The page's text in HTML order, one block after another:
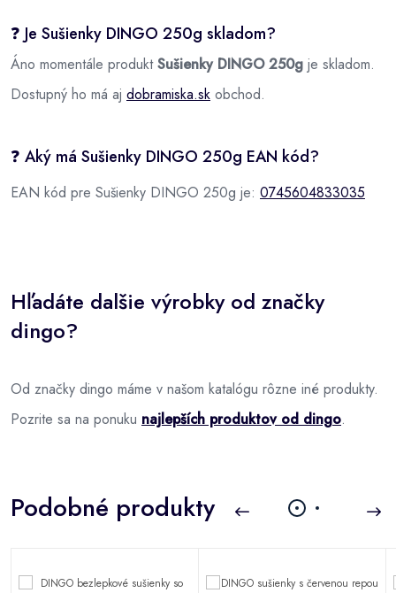
❓ Je Sušienky DINGO 250g skladom?
Áno momentále produktSušienky DINGO 250g je skladom.
Dostupný ho má aj dobramiska.sk obchod.
❓ Aký má Sušienky DINGO 250g EAN kód?
EAN kód pre Sušienky DINGO 250g je: 0745604833035
Hľadáte dalšie výrobky od značky
dingo?
Od značky dingo máme v našom katalógu rôzne iné produkty.
Pozrite sa na ponuku najlepších produktov od dingo.
Podobné produkty